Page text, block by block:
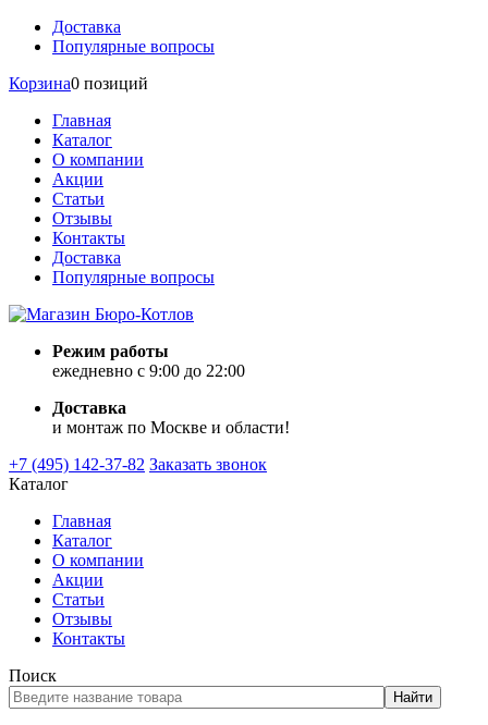
Доставка
Популярные вопросы
Корзина0 позиций
Главная
Каталог
О компании
Акции
Статьи
Отзывы
Контакты
Доставка
Популярные вопросы
Режим работы
ежедневно с 9:00 до 22:00
Доставка
и монтаж по Москве и области!
+7 (495) 142-37-82 Заказать звонок
Каталог
Главная
Каталог
О компании
Акции
Статьи
Отзывы
Контакты
Поиск
Найти